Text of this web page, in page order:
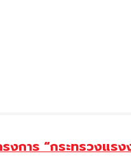
าร “กระทรวงแรง